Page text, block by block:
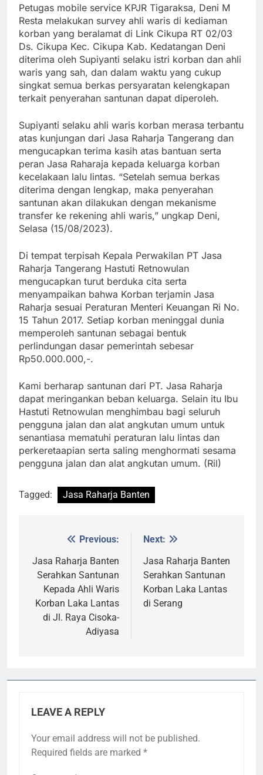
Petugas mobile service KPJR Tigaraksa, Deni M
Resta melakukan survey ahli waris di kediaman
korban yang beralamat di Link Cikupa RT 02/03
Ds. Cikupa Kec. Cikupa Kab. Kedatangan Deni
diterima oleh Supiyanti selaku istri korban dan ahli
waris yang sah, dan dalam waktu yang cukup
singkat semua berkas persyaratan kelengkapan
terkait penyerahan santunan dapat diperoleh.
Supiyanti selaku ahli waris korban merasa terbantu
atas kunjungan dari Jasa Raharja Tangerang dan
mengucapkan terima kasih atas bantuan serta
peran Jasa Raharaja kepada keluarga korban
kecelakaan lalu lintas. “Setelah semua berkas
diterima dengan lengkap, maka penyerahan
santunan akan dilakukan dengan mekanisme
transfer ke rekening ahli waris,” ungkap Deni,
Selasa (15/08/2023).
Di tempat terpisah Kepala Perwakilan PT Jasa
Raharja Tangerang Hastuti Retnowulan
mengucapkan turut berduka cita serta
menyampaikan bahwa Korban terjamin Jasa
Raharja sesuai Peraturan Menteri Keuangan Ri No.
15 Tahun 2017. Setiap korban meninggal dunia
memperoleh santunan sebagai bentuk
perlindungan dasar pemerintah sebesar
Rp50.000.000,-.
Kami berharap santunan dari PT. Jasa Raharja
dapat meringankan beban keluarga. Selain itu Ibu
Hastuti Retnowulan menghimbau bagi seluruh
pengguna jalan dan alat angkutan umum untuk
senantiasa mematuhi peraturan lalu lintas dan
perkeretaapian serta saling menghormati sesama
pengguna jalan dan alat angkutan umum. (Ril)
Tagged: Jasa Raharja Banten
navigation
Previous:
Jasa Raharja Banten
Serahkan Santunan
Kepada Ahli Waris
Korban Laka Lantas
di Jl. Raya Cisoka-
Adiyasa
Next:
Jasa Raharja Banten
Serahkan Santunan
Korban Laka Lantas
di Serang
LEAVE A REPLY
Your email address will not be published.
Required fields are marked *